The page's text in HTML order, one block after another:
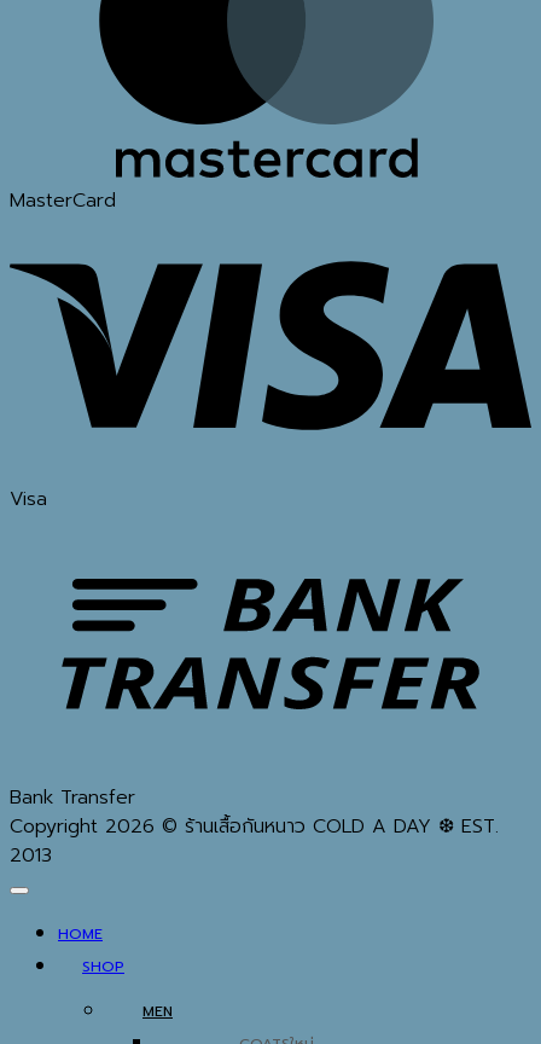
MasterCard
Visa
Bank Transfer
Copyright 2026 © ร้านเสื้อกันหนาว COLD A DAY ❆ EST.
2013
HOME
SHOP
MEN